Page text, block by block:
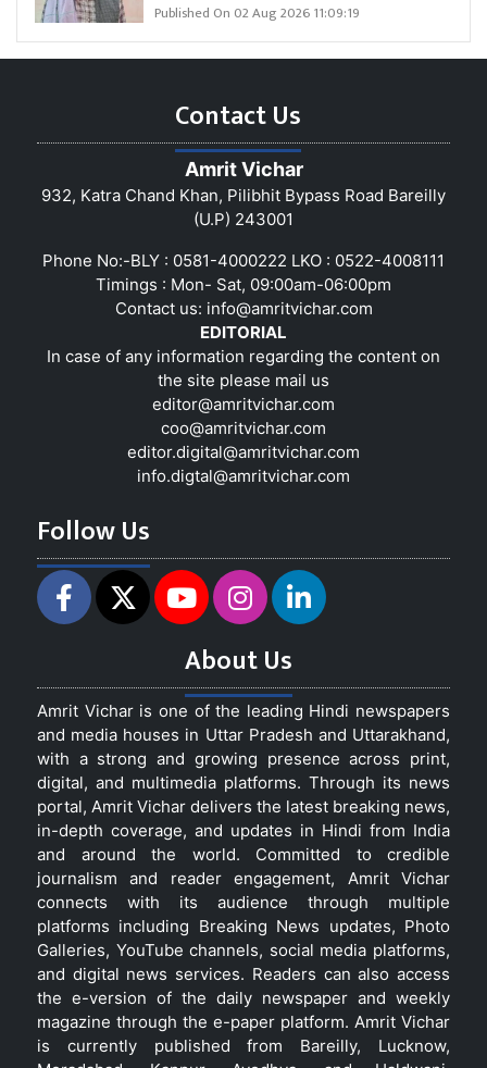
Published On 02 Aug 2026 11:09:19
Contact Us
Amrit Vichar
932, Katra Chand Khan, Pilibhit Bypass Road Bareilly
(U.P) 243001
Phone No:-BLY : 0581-4000222 LKO : 0522-4008111
Timings : Mon- Sat, 09:00am-06:00pm
Contact us: info@amritvichar.com
EDITORIAL
In case of any information regarding the content on
the site please mail us
editor@amritvichar.com
coo@amritvichar.com
editor.digital@amritvichar.com
info.digtal@amritvichar.com
Follow Us
About Us
Amrit Vichar is one of the leading Hindi newspapers
and media houses in Uttar Pradesh and Uttarakhand,
with a strong and growing presence across print,
digital, and multimedia platforms. Through its news
portal, Amrit Vichar delivers the latest breaking news,
in-depth coverage, and updates in Hindi from India
and around the world. Committed to credible
journalism and reader engagement, Amrit Vichar
connects with its audience through multiple
platforms including Breaking News updates, Photo
Galleries, YouTube channels, social media platforms,
and digital news services. Readers can also access
the e-version of the daily newspaper and weekly
magazine through the e-paper platform. Amrit Vichar
is currently published from Bareilly, Lucknow,